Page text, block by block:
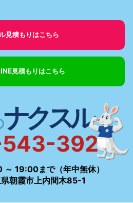
見積もりはこちら
見積もりはこちら
ナクスル
392
19:00まで（年中無休）
朝霞市上内間木85-1